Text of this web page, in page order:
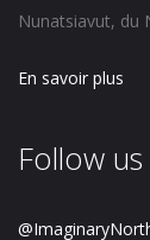
Nunatsiavut, du
En savoir plus
Follow